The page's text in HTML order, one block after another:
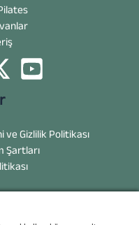
ve Gizlilik Politikası
Şartları